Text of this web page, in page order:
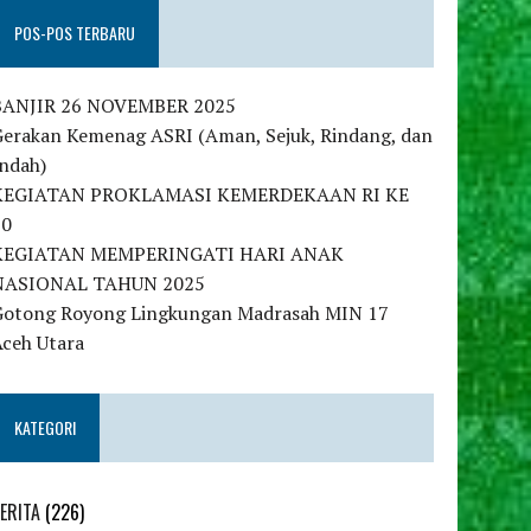
POS-POS TERBARU
26 NOVEMBER 2025
Kemenag ASRI (Aman, Sejuk, Rindang, dan
PROKLAMASI KEMERDEKAAN RI KE
MEMPERINGATI HARI ANAK
TAHUN 2025
Royong Lingkungan Madrasah MIN 17
Utara
KATEGORI
(226)